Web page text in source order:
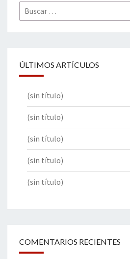
Buscar
por:
ÚLTIMOS ARTÍCULOS
(sin título)
(sin título)
(sin título)
(sin título)
(sin título)
COMENTARIOS RECIENTES